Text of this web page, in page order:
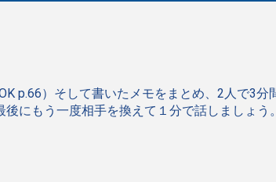
p.66）そして書いたメモをまとめ、2人で3分
にもう一度相手を換えて１分で話しましょう